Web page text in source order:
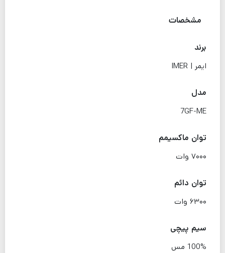
مشخصات
برند
ایمر | IMER
مدل
7GF-ME
توان ماکسیمم
۷۰۰۰ وات
توان دائم
۶۳۰۰ وات
سیم پیچی
100% مس